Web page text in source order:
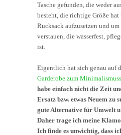
Tasche gefunden, die weder
besteht, die richtige Größe hat
Rucksack aufzusetzen und
verstauen, die wasserfest,
ist.
Eigentlich hat sich genau auf
Garderobe zum
habe einfach nicht die Zeit
Ersatz bzw. etwas Neuem zu
gute Alternative für Umwelt
Daher trage ich meine
Ich finde es unwichtig, dass